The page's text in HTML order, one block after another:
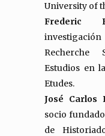
University of
Frederic
Recherche
Estudios en
Etudes.
José Carlos
socio
de